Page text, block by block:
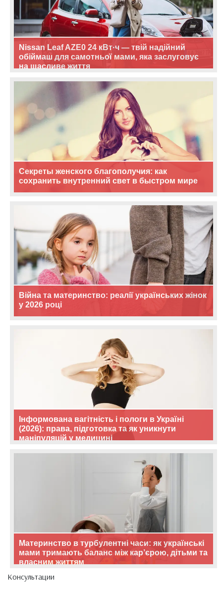
Nissan Leaf AZE0 24 кВт·ч — твій надійний
обіймаш для самотньої мами, яка заслуговує
на щасливе життя
Секреты женского благополучия: как
сохранить внутренний свет в быстром мире
Війна та материнство: реалії українських жінок
у 2026 році
Інформована вагітність і пологи в Україні
(2026): права, підготовка та як уникнути
маніпуляцій у медицині
Материнство в турбулентні часи: як українські
мами тримають баланс між кар’єрою, дітьми та
власним життям
Консультации